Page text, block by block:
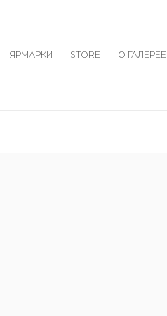
ЯРМАРКИ STORE О ГАЛЕРЕЕ